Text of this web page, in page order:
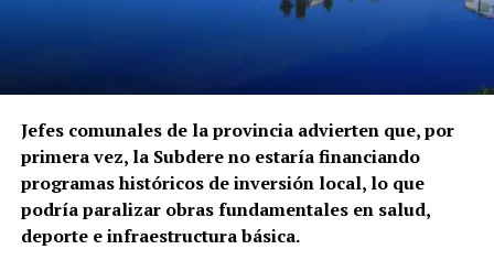
fiscalizaciones y solicitará antecedentes a cada
organismo involucrado para determinar las
responsabilidades administrativas correspondientes.
Jefes comunales de la provincia advierten que, por
primera vez, la Subdere no estaría financiando
programas históricos de inversión local, lo que
podría paralizar obras fundamentales en salud,
deporte e infraestructura básica.